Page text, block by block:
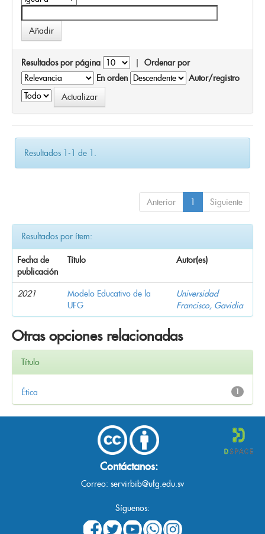
Resultados por página | Ordenar por
En orden
Autor/registro
Resultados 1-1 de 1.
Anterior 1 Siguiente
Resultados por ítem:
Fecha de
publicación
Título Autor(es)
2021
Modelo Educativo de la
UFG
Universidad
Francisco, Gavidia
Otras opciones relacionadas
Título
1
Ética
Contáctanos:
Correo: servirbib@ufg.edu.sv
Síguenos: